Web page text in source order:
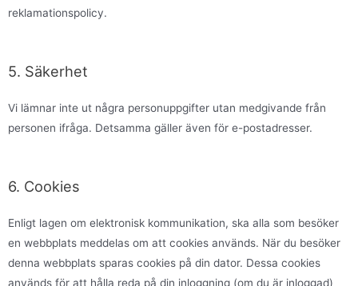
reklamationspolicy.
5. Säkerhet
Vi lämnar inte ut några personuppgifter utan medgivande från
personen ifråga. Detsamma gäller även för e-postadresser.
6. Cookies
Enligt lagen om elektronisk kommunikation, ska alla som besöker
en webbplats meddelas om att cookies används. När du besöker
denna webbplats sparas cookies på din dator. Dessa cookies
används för att hålla reda på din inloggning (om du är inloggad)